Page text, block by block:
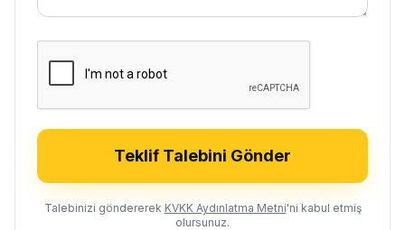
Teklif Talebini Gönder
Talebinizi göndererek KVKK Aydınlatma Metni'ni kabul etmiş
olursunuz.